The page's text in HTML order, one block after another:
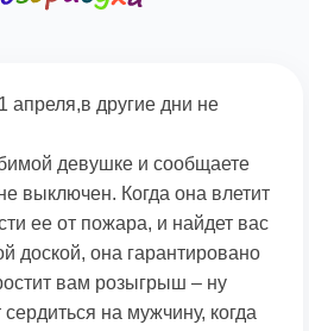
апреля,в другие дни не
девушке и сообщаете
выключен. Когда она влетит
ее от пожара, и найдет вас
доской, она гарантировано
вам розыгрыш – ну
на мужчину, когда